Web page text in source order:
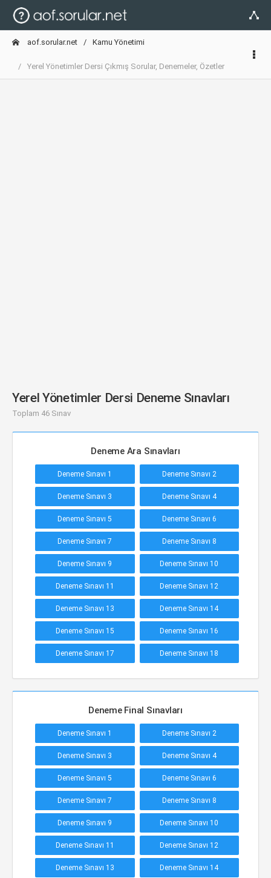
aof.sorular.net Kamu Yönetimi
Yerel Yönetimler Dersi Çıkmış Sorular, Denemeler, Özetler
Yerel Yönetimler Dersi Deneme Sınavları
Toplam 46 Sınav
Deneme Ara Sınavları
Deneme Sınavı 1 Deneme Sınavı 2
Deneme Sınavı 3 Deneme Sınavı 4
Deneme Sınavı 5 Deneme Sınavı 6
Deneme Sınavı 7 Deneme Sınavı 8
Deneme Sınavı 9 Deneme Sınavı 10
Deneme Sınavı 11 Deneme Sınavı 12
Deneme Sınavı 13 Deneme Sınavı 14
Deneme Sınavı 15 Deneme Sınavı 16
Deneme Sınavı 17 Deneme Sınavı 18
Deneme Final Sınavları
Deneme Sınavı 1 Deneme Sınavı 2
Deneme Sınavı 3 Deneme Sınavı 4
Deneme Sınavı 5 Deneme Sınavı 6
Deneme Sınavı 7 Deneme Sınavı 8
Deneme Sınavı 9 Deneme Sınavı 10
Deneme Sınavı 11 Deneme Sınavı 12
Deneme Sınavı 13 Deneme Sınavı 14